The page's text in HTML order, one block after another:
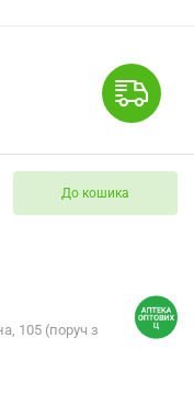
До кошика
105 (поруч з